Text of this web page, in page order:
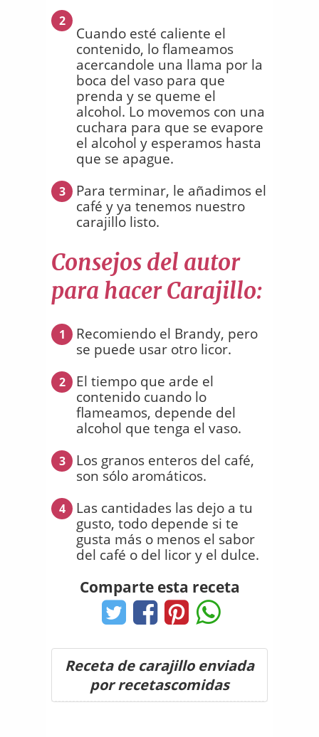
2
Cuando esté caliente el
contenido, lo flameamos
acercandole una llama por la
boca del vaso para que
prenda y se queme el
alcohol. Lo movemos con una
cuchara para que se evapore
el alcohol y esperamos hasta
que se apague.
3
Para terminar, le añadimos el
café y ya tenemos nuestro
carajillo listo.
Consejos del autor
para hacer Carajillo:
1
Recomiendo el Brandy, pero
se puede usar otro licor.
2
El tiempo que arde el
contenido cuando lo
flameamos, depende del
alcohol que tenga el vaso.
3
Los granos enteros del café,
son sólo aromáticos.
4
Las cantidades las dejo a tu
gusto, todo depende si te
gusta más o menos el sabor
del café o del licor y el dulce.
Comparte esta receta
Receta de carajillo enviada
por recetascomidas